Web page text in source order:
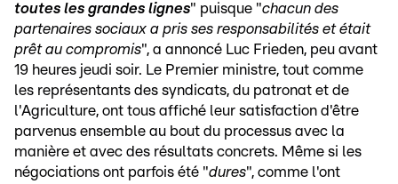
toutes les grandes lignes" puisque "chacun des
partenaires sociaux a pris ses responsabilités et était
prêt au compromis", a annoncé Luc Frieden, peu avant
19 heures jeudi soir. Le Premier ministre, tout comme
les représentants des syndicats, du patronat et de
l'Agriculture, ont tous affiché leur satisfaction d'être
parvenus ensemble au bout du processus avec la
manière et avec des résultats concrets. Même si les
négociations ont parfois été "dures", comme l'ont